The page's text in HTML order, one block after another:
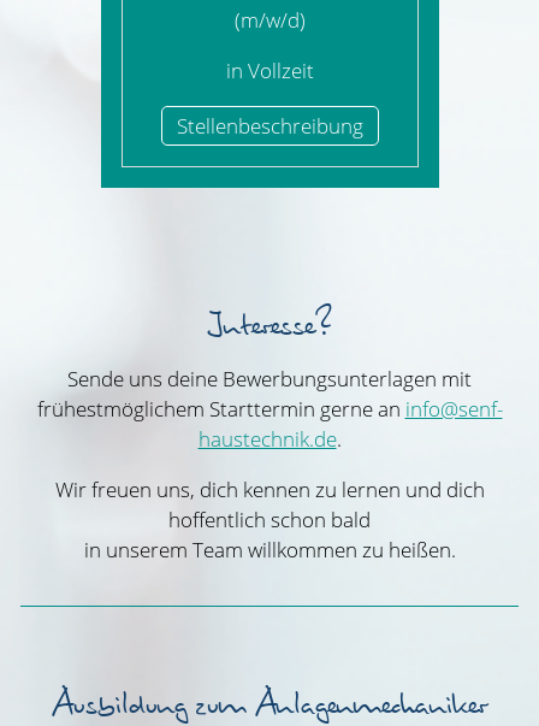
(m/w/d)
in Vollzeit
Stellenbeschreibung
Interesse?
Sende uns deine Bewerbungsunterlagen mit
frühestmöglichem Starttermin gerne an info@senf-
haustechnik.de.
Wir freuen uns, dich kennen zu lernen und dich
hoffentlich schon bald
in unserem Team willkommen zu heißen.
Ausbildung zum Anlagenmechaniker